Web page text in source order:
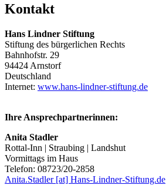
Kontakt
Hans Lindner Stiftung
Stiftung des bürgerlichen Rechts
Bahnhofstr. 29
94424 Arnstorf
Deutschland
Internet: www.hans-lindner-stiftung.de
Ihre Ansprechpartnerinnen:
Anita Stadler
Rottal-Inn | Straubing | Landshut
Vormittags im Haus
Telefon: 08723/20-2858
Anita.Stadler [at] Hans-Lindner-Stiftung.de